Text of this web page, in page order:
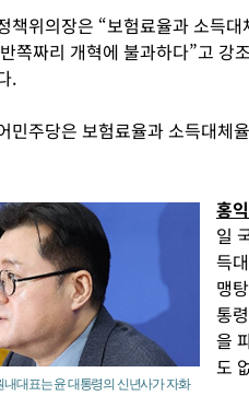
책위의장은 “보험료율과 소득
쪽짜리 개혁에 불과하다”고 강
.
민주당은 보험료율과 소득대체
대표는 윤 대통령의 신년사가 자화
홍
일
득
맹
통
을
도